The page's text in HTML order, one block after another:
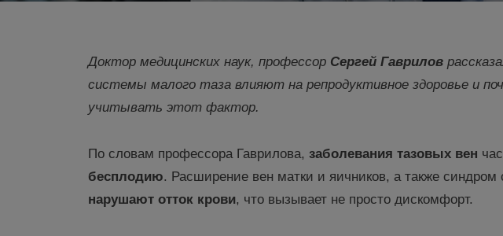
Доктор медицинских наук, профессор Сергей Гаврилов
системы малого таза влияют на репродуктивное здоровье и
учитывать этот фактор.
По словам профессора Гаврилова, заболевания тазовых вен
бесплодию. Расширение вен матки и яичников, а также синдром
нарушают отток крови, что вызывает не просто дискомфорт.